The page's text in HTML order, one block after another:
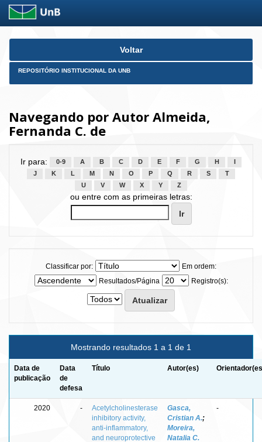
Skip
Voltar
REPOSITÓRIO INSTITUCIONAL DA UNB
Navegando por Autor Almeida,
Fernanda C. de
Ir para: 0-9 A B C D E F G H
J
K L M N O P Q R S
T
U
V W X Y Z
ou entre com as primeiras letras:
Classificar por:
Em ordem:
Resultados/Página
Registro(s):
Mostrando resultados 1 a 1 de 1
Data de
publicação
Data
de
defesa
Título Autor(es)
2020 -
Acetylcholinesterase
inhibitory activity,
anti-inflammatory,
and neuroprotective
Gasca,
Cristian A.;
Moreira,
Natalia C.
-